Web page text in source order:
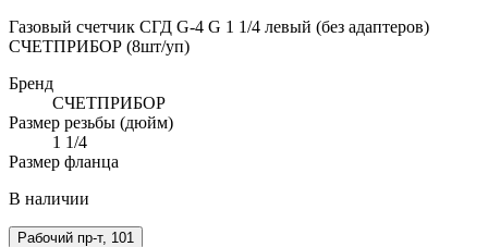
Газовый счетчик СГД G-4 G 1 1/4 левый (без адаптеров)
СЧЕТПРИБОР (8шт/уп)
Бренд
СЧЕТПРИБОР
Размер резьбы (дюйм)
1 1/4
Размер фланца
В наличии
Рабочий пр-т, 101